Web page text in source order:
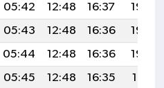
05:42 12:48 16:37
19:45
05:43 12:48 16:36
19:43
05:44 12:48 16:36
19:42
05:45 12:48 16:35
19:41